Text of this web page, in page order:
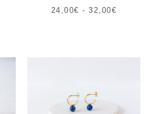
24,00€ -32,00€